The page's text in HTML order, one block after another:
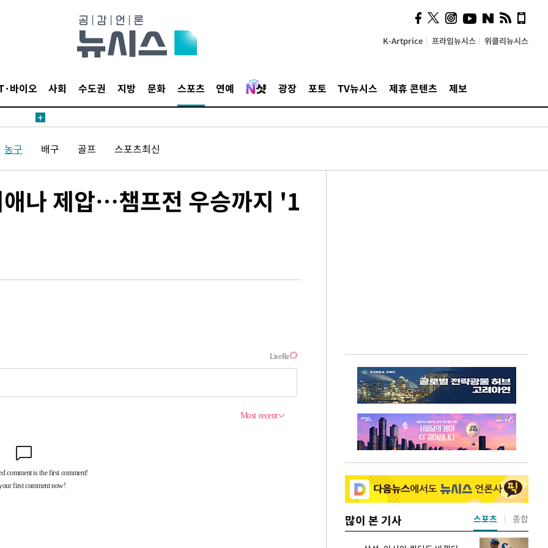
K-Artprice 프라임뉴시스 위클리뉴시스
바이오 사회 수도권 지방 문화 스포츠 연예 광장 포토 TV뉴시스 제휴 콘텐츠 제보
농구 배구 골프 스포츠최신
나 제압…챔프전 우승까지 '1
많이 본 기사 스포츠 종합